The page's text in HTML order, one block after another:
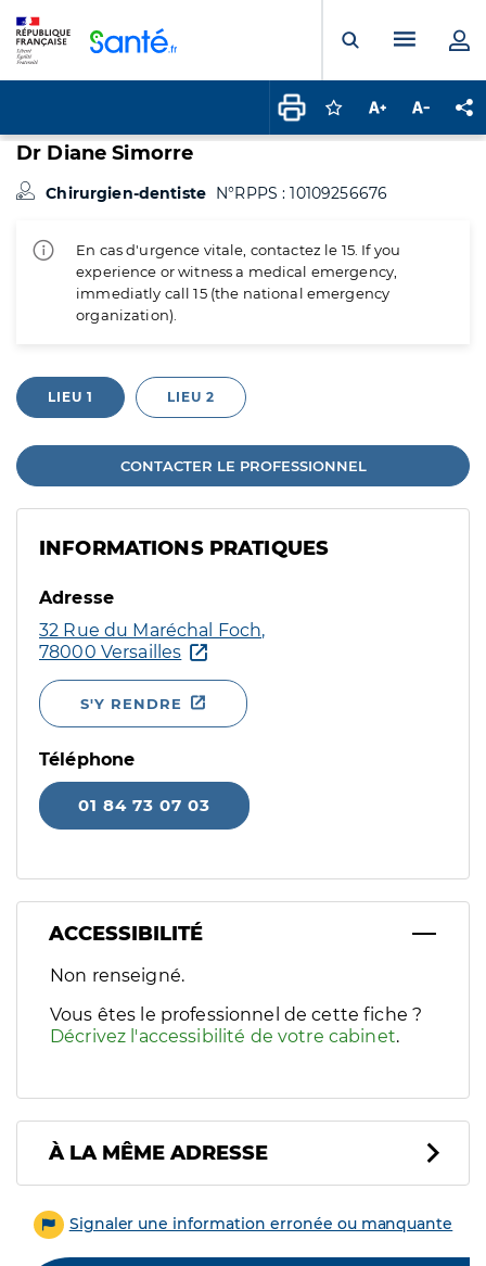
Ouvrir laMenu
Connectez-vous
Augmenter la
Dr Diane Simorre
Chirurgien-dentiste N°RPPS : 10109256676
En cas d'urgence vitale, contactez le 15. If you
experience or witness a medical emergency,
immediatly call 15 (the national emergency
organization).
LIEU 1 LIEU 2
CONTACTER LE PROFESSIONNEL
INFORMATIONS PRATIQUES
Adresse
32 Rue du Maréchal Foch,
78000 Versailles
S'Y RENDRE
Téléphone
01 84 73 07 03
ACCESSIBILITÉ
Filtres
Sélectionnez un ou plusieurs handicaps/besoins
Non renseigné.
Vous êtes le professionnel de cette fiche ?
Décrivez l'accessibilité de votre cabinet.
À LA MÊME ADRESSE
Signaler une information erronée ou manquante